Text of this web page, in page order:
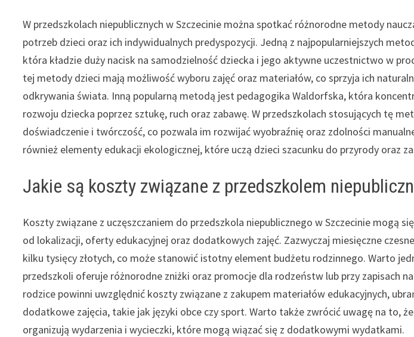
W przedszkolach niepublicznych w Szczecinie można spotkać różnorodne metody
potrzeb dzieci oraz ich indywidualnych predyspozycji. Jedną z najpopularniejszych
która kładzie duży nacisk na samodzielność dziecka i jego aktywne uczestnictwo w
tej metody dzieci mają możliwość wyboru zajęć oraz materiałów, co sprzyja ich
odkrywania świata. Inną popularną metodą jest pedagogika Waldorfska, która
rozwoju dziecka poprzez sztukę, ruch oraz zabawę. W przedszkolach stosujących tę
doświadczenie i twórczość, co pozwala im rozwijać wyobraźnię oraz zdolności
również elementy edukacji ekologicznej, które uczą dzieci szacunku do przyrody oraz
Jakie są koszty związane z przedszkolem
Koszty związane z uczęszczaniem do przedszkola niepublicznego w Szczecinie mogą
od lokalizacji, oferty edukacyjnej oraz dodatkowych zajęć. Zazwyczaj miesięczne
kilku tysięcy złotych, co może stanowić istotny element budżetu rodzinnego. Warto
przedszkoli oferuje różnorodne zniżki oraz promocje dla rodzeństw lub przy zapisach
rodzice powinni uwzględnić koszty związane z zakupem materiałów edukacyjnych,
dodatkowe zajęcia, takie jak języki obce czy sport. Warto także zwrócić uwagę na to,
organizują wydarzenia i wycieczki, które mogą wiązać się z dodatkowymi wydatkami.